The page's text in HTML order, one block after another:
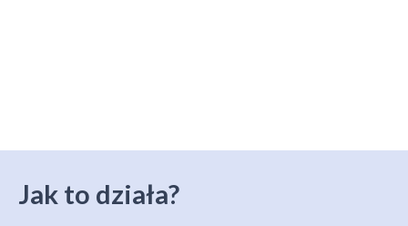
Jak to działa?